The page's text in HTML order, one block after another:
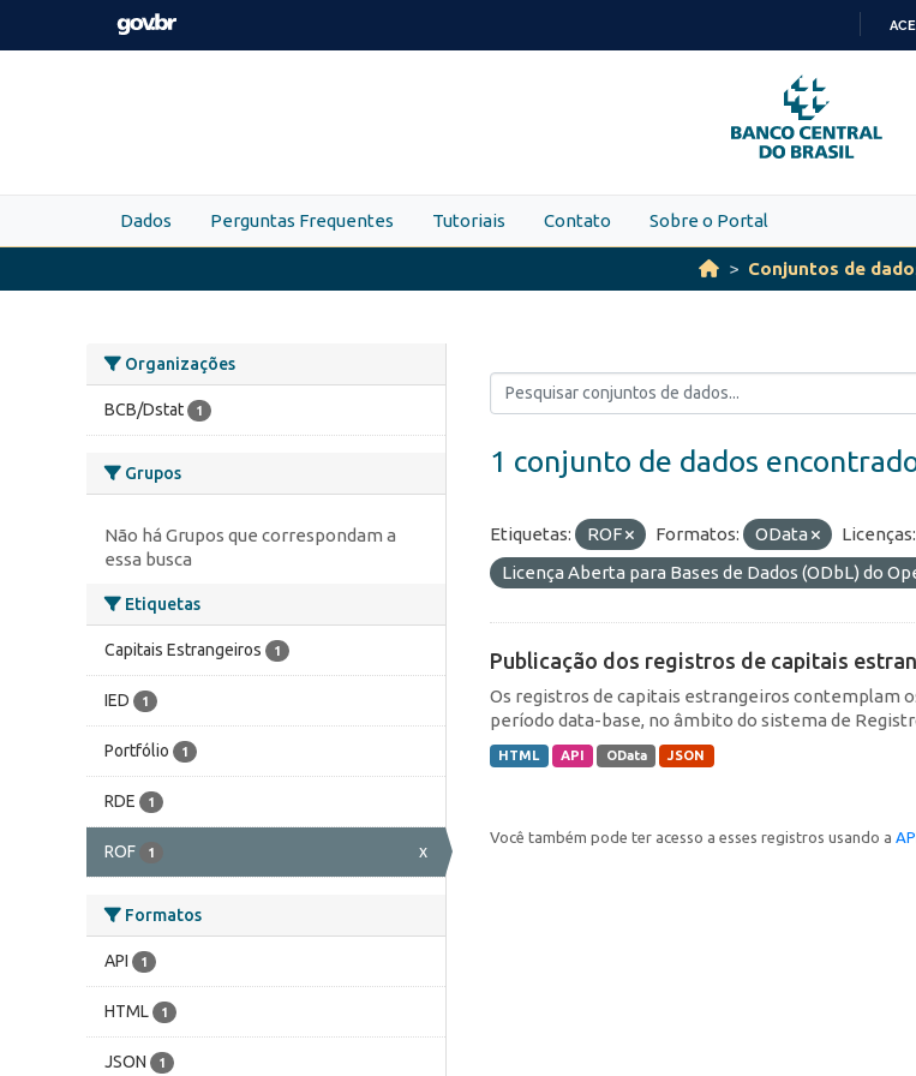
Skip to main content
PARA
O
CONTEÚDO
Dados Perguntas Frequentes Tutoriais Contato Sobre o Portal
Conjuntos de
Organizações
BCB/Dstat 1
Grupos
Não há Grupos que correspondam a
essa busca
Etiquetas
Capitais Estrangeiros 1
IED 1
Portfólio 1
RDE 1
ROF 1 x
Formatos
API 1
HTML 1
JSON 1
1 conjunto de dados
Etiquetas: ROF Formatos: OData
Licenças:
Licença Aberta para Bases de Dados (ODbL) do
Publicação dos registros de capitais
Os registros de capitais estrangeiros contemplam
período data-base, no âmbito do sistema de
HTML API OData JSON
Você também pode ter acesso a esses registros usando a